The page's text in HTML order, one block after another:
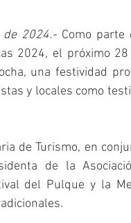
de 2024.- Como
2024, el próximo
una festividad
y locales como
de Turismo, en
de la
del Pulque y la